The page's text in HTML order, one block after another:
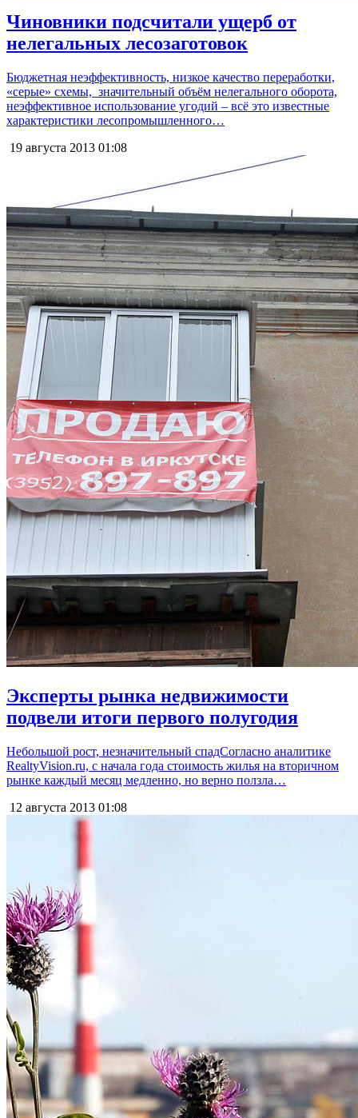
Чиновники подсчитали ущерб от
нелегальных лесозаготовок
Бюджетная неэффективность, низкое качество переработки,
«серые» схемы, значительный объём нелегального оборота,
неэффективное использование угодий – всё это известные
характеристики лесопромышленного…
19 августа 2013 01:08
Эксперты рынка недвижимости
подвели итоги первого полугодия
Небольшой рост, незначительный спадСогласно аналитике
RealtyVision.ru, с начала года стоимость жилья на вторичном
рынке каждый месяц медленно, но верно ползла…
12 августа 2013 01:08